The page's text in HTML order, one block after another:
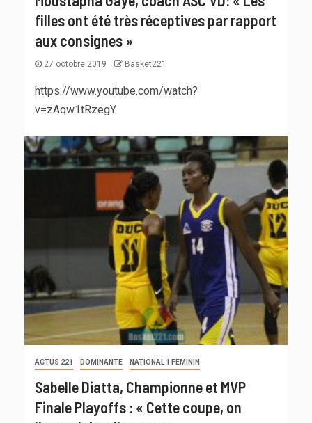
filles ont été très réceptives par rapport
aux consignes »
27 octobre 2019 Basket221
https://www.youtube.com/watch?
v=zAqw1tRzegY
ACTUS 221 DOMINANTE NATIONAL 1 FÉMININ
Sabelle Diatta, Championne et MVP
Finale Playoffs : « Cette coupe, on